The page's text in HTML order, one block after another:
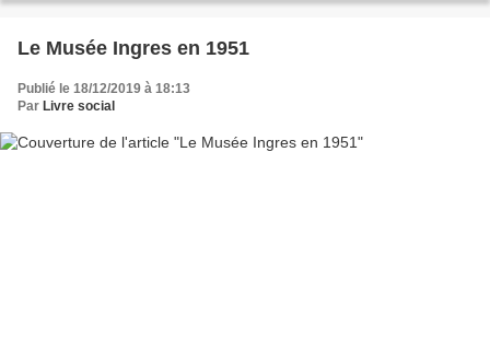
Le Musée Ingres en 1951
Publié le 18/12/2019 à 18:13
Par Livre social